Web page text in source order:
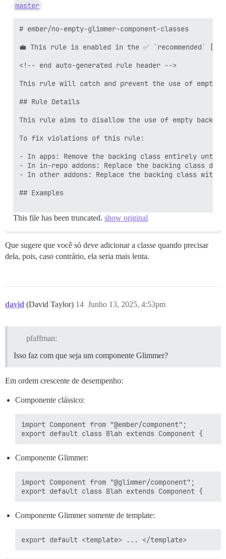
master
# ember/no-empty-glimmer-component-classes
💼 This rule is enabled in the ✅ `recommended`
<!-- end auto-generated rule header -->
This rule will catch and prevent the use of empty
## Rule Details
This rule aims to disallow the use of empty backing
To fix violations of this rule:
- In apps: Remove the backing class entirely
- In in-repo addons: Replace the backing class
- In other addons: Replace the backing class with
## Examples
This file has been truncated. show original
Que sugere que você só deve adicionar a classe quando precisar
dela, pois, caso contrário, ela seria mais lenta.
david (David Taylor) Junho 13, 2025, 4:53pm
14
pfaffman:
Isso faz com que seja um componente Glimmer?
Em ordem crescente de desempenho:
Componente clássico:
import Component from "@ember/component";
Componente Glimmer:
import Component from "@glimmer/component";
Componente Glimmer somente de template: